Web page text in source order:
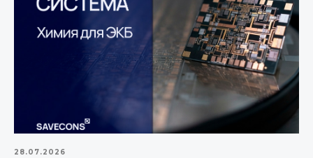
28.07.2026